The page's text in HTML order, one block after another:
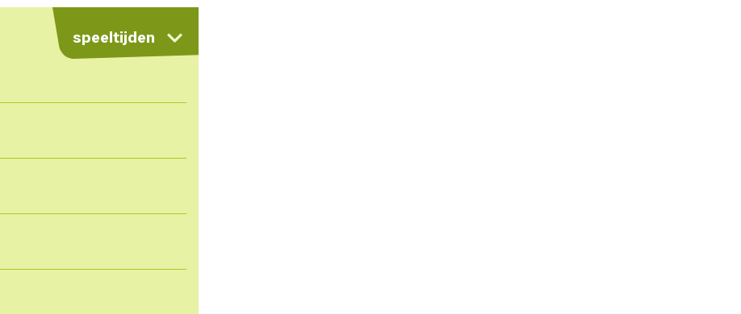
speeltijden
kaart